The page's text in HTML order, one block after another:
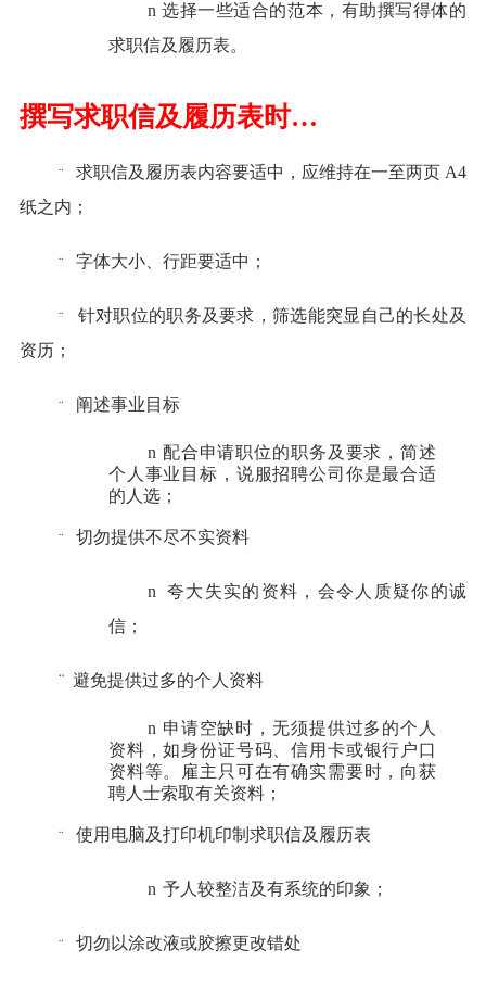
n 选择一些适合的范本，有助撰写得体的
求职信及履历表。
撰写求职信及履历表时…
¨ 求职信及履历表内容要适中，应维持在一至两页 A4
纸之内；
¨ 字体大小、行距要适中；
¨
针对职位的职务及要求，筛选能突显自己的长处及
资历；
¨ 阐述事业目标
n 配合申请职位的职务及要求，简述
个人事业目标，说服招聘公司你是最合适
的人选；
¨ 切勿提供不尽不实资料
n 夸大失实的资料，会令人质疑你的诚
信；
¨ 避免提供过多的个人资料
n 申请空缺时，无须提供过多的个人
资料，如身份证号码、信用卡或银行户口
资料等。雇主只可在有确实需要时，向获
聘人士索取有关资料；
¨ 使用电脑及打印机印制求职信及履历表
n 予人较整洁及有系统的印象；
¨ 切勿以涂改液或胶擦更改错处